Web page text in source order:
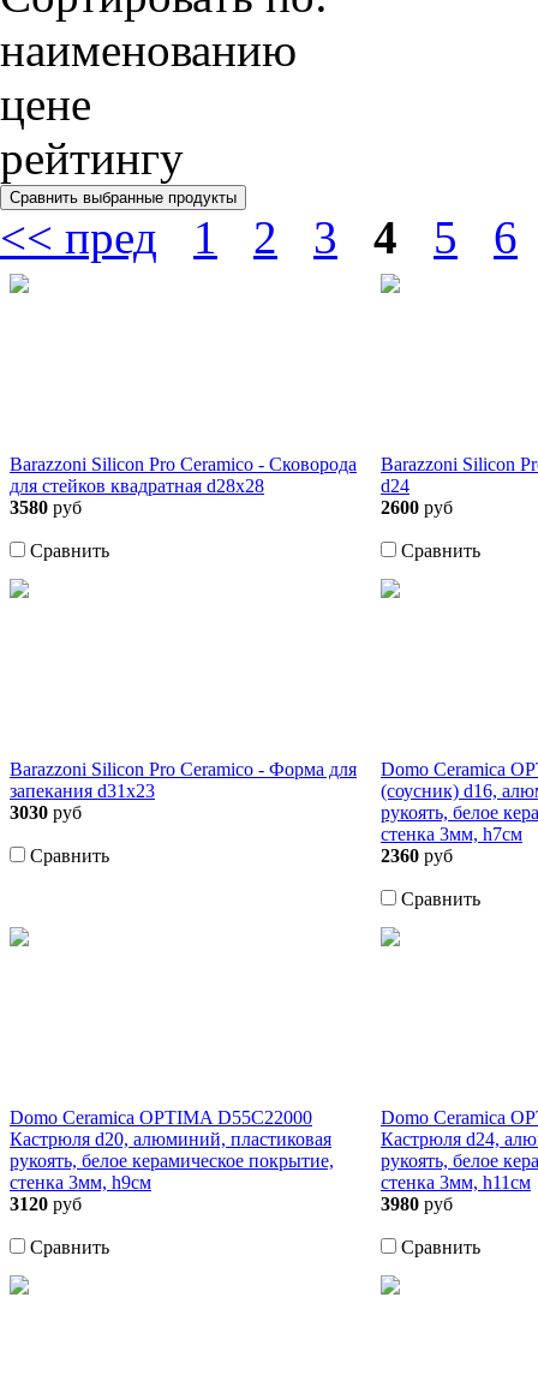
наименованию
цене
рейтингу
<< пред
1 2 3 4 5 6
Barazzoni Silicon Pro Ceramico - Сковорода
для стейков квадратная d28х28
3580 руб
Сравнить
Barazzoni Silicon
d24
2600 руб
Сравнить
Barazzoni Silicon Pro Ceramico - Форма для
запекания d31х23
3030 руб
Сравнить
Domo Ceramica
(соусник) d16,
рукоять, белое
стенка 3мм, h7см
2360 руб
Сравнить
Domo Ceramica OPTIMA D55C22000
Кастрюля d20, алюминий, пластиковая
рукоять, белое керамическое покрытие,
стенка 3мм, h9см
3120 руб
Сравнить
Domo Ceramica
Кастрюля d24,
рукоять, белое
стенка 3мм, h11см
3980 руб
Сравнить